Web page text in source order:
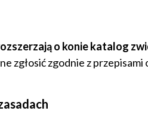
o konie katalog
zgłosić zgodnie z